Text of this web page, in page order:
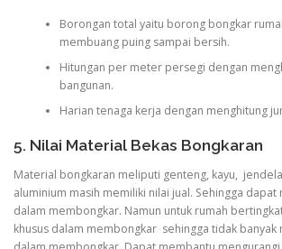
Borongan total yaitu borong bongkar
membuang puing sampai bersih.
Hitungan per meter persegi dengan
bangunan.
Harian tenaga kerja dengan menghitung
5. Nilai Material Bekas Bongkaran
Material bongkaran meliputi genteng, kayu,
aluminium masih memiliki nilai jual. Sehingga dapat
dalam membongkar. Namun untuk rumah
khusus dalam membongkar sehingga tidak banyak